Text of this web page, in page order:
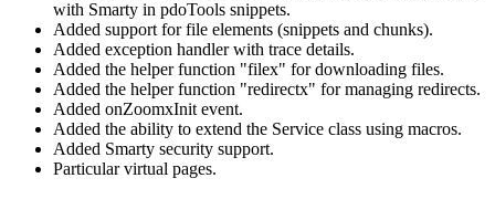
with Smarty in pdoTools snippets.
Added support for file elements (snippets and chunks).
Added exception handler with trace details.
Added the helper function "filex" for downloading files.
Added the helper function "redirectx" for managing redirects.
Added onZoomxInit event.
Added the ability to extend the Service class using macros.
Added Smarty security support.
Particular virtual pages.